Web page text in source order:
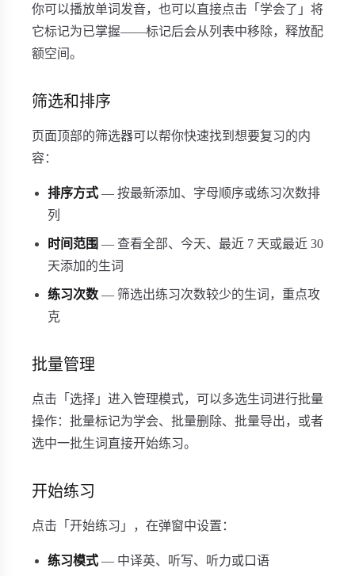
你可以播放单词发音，也可以直接点击「学会了」将
它标记为已掌握——标记后会从列表中移除，释放配
额空间。
筛选和排序
页面顶部的筛选器可以帮你快速找到想要复习的内
容：
排序方式 — 按最新添加、字母顺序或练习次数排
列
时间范围 — 查看全部、今天、最近 7 天或最近 30
天添加的生词
练习次数 — 筛选出练习次数较少的生词，重点攻
克
批量管理
点击「选择」进入管理模式，可以多选生词进行批量
操作：批量标记为学会、批量删除、批量导出，或者
选中一批生词直接开始练习。
开始练习
点击「开始练习」，在弹窗中设置：
练习模式 — 中译英、听写、听力或口语